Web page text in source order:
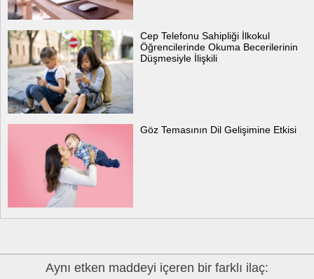
Cep Telefonu Sahipliği İlkokul
Öğrencilerinde Okuma Becerilerinin
Düşmesiyle İlişkili
Göz Temasının Dil Gelişimine Etkisi
Aynı etken maddeyi içeren bir farklı ilaç: